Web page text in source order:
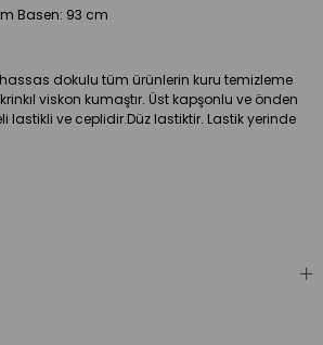
Basen: 93 cm
hassas dokulu tüm ürünlerin kuru temizleme
viskon kumaştır. Üst kapşonlu ve önden
lastikli ve ceplidir.Düz lastiktir. Lastik yerinde